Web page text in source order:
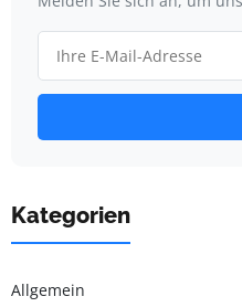
Kategorien
Allgemein